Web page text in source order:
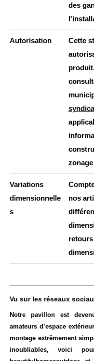
des
Autorisation
Cette
Variations
dimensionnelle
s
nos
Vu sur les réseaux
Notre pavillon est
amateurs d’espace
montage extrêmement
inoubliables, voici